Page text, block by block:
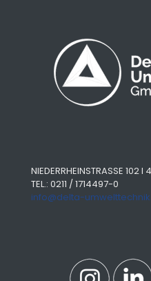
NIEDERRHEINSTRASSE 102
TEL.: 0211 / 1714497-0
info@delta-